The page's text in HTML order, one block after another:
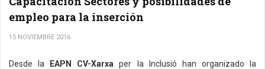
empleo para la inserción
15 NOVIEMBRE 2016
Desde la EAPN CV-Xarxa per la Inclusió han organizado la